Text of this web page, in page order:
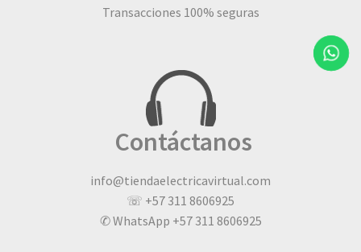
Transacciones 100% seguras
Contáctanos
info@tiendaelectricavirtual.com
☏ +57 311 8606925
✆ WhatsApp +57 311 8606925